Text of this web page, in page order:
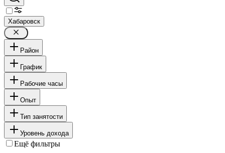
Хабаровск
Район
График
Рабочие часы
Опыт
Тип занятости
Уровень дохода
Ещё фильтры